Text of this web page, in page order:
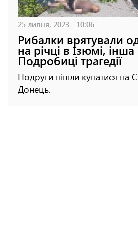
25 липня, 2023 - 10:06
Рибалки врятували
на річці в Ізюмі,
Подробиці трагедії
Подруги пішли купатися на
Донець.